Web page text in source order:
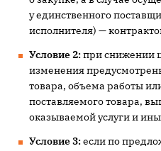
у единственного
исполнителя) —
Условие 2:при снижении
изменения
товара, объема работы
поставляемого товара,
оказываемой услуги и
Условие 3:если по